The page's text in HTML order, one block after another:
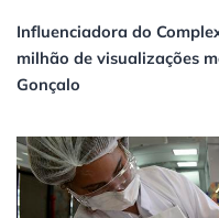
Influenciadora do
milhão de visualizações
Gonçalo